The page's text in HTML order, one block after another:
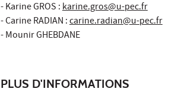
- Karine GROS :karine.gros@u-pec.fr
- Carine RADIAN :carine.radian@u-pec.fr
- Mounir GHEBDANE
PLUS D'INFORMATIONS